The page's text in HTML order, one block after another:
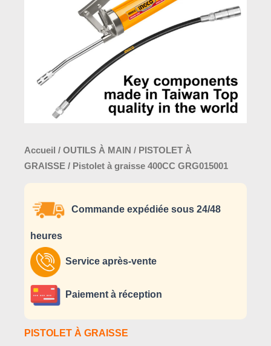
Accueil / OUTILS À MAIN / PISTOLET À
GRAISSE / Pistolet à graisse 400CC GRG015001
Commande expédiée sous 24/48
heures
Service après-vente
Paiement à réception
PISTOLET À GRAISSE
GRG015001